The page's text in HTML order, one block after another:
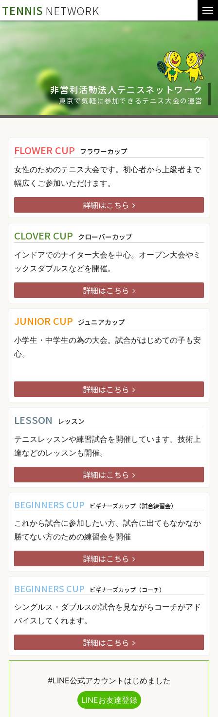
TENNIS NETWORK
非営利活動法人テニスネットワーク
東京で気軽に参加できるテニス大会の運営
FLOWER CUP
フラワーカップ
女性のためのテニス大会です。初心者から上級者まで
幅広くご参加いただけます。
詳細はこちら
CLOVER CUP クローバーカップ
インドアでのナイター大会を中心。オープン大会やミ
ックスダブルスなどを開催。
詳細はこちら
JUNIOR CUP ジュニアカップ
小学生・中学生の為の大会。試合がはじめての子も安
心。
詳細はこちら
LESSON
レッスン
テニスレッスンや練習試合を開催しています。技術上
達などのレッスンも開催。
詳細はこちら
BEGINNERS CUP ビギナーズカップ（試合練習会）
これから試合に参加したい方、試合に出てもなかなか
勝てない方のための練習会を開催
詳細はこちら
BEGINNERS CUP ビギナーズカップ（コーチ）
シングルス・ダブルスの試合を見ながらコーチがアド
バイスしてくれます。
詳細はこちら
#LINE公式アカウントはじめました
LINEお友達登録